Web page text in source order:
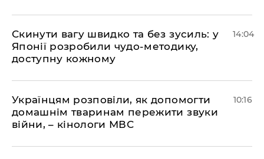
Скинути вагу швидко та без зусиль: у
Японії розробили чудо-методику,
доступну кожному
14:04
Українцям розповіли, як допомогти
домашнім тваринам пережити звуки
війни, – кінологи МВС
10:16